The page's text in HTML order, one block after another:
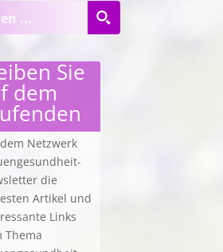
Sie
dem
Netzwerk
die
Artikel und
Links
Thema